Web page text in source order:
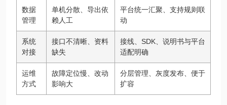
数据
管理
单机分散、导出依
赖人工
平台统一汇聚、支持规则联
动
系统
对接
接口不清晰、资料
缺失
接线、SDK、说明书与平台
适配明确
运维
方式
故障定位慢、改动
影响大
分层管理、灰度发布、便于
扩容